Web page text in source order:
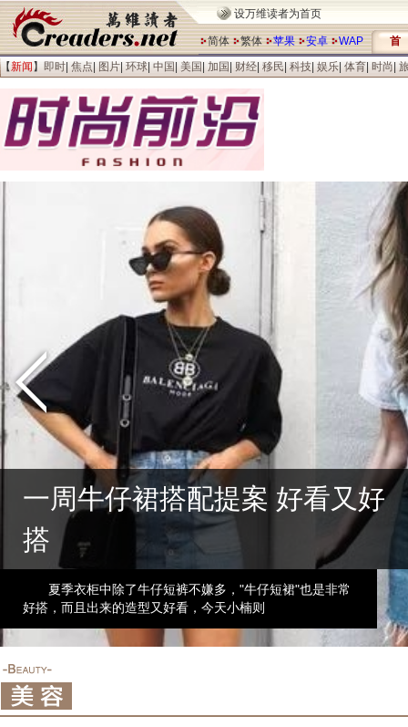
设万维读者为首页
简体 繁体 苹果 安卓 WAP
【新闻 】 即时 焦点 图片 环球 中国 美国 加国 财经 移民 科技 娱乐 体育 时尚
江疏影出席活动，身着绿色吊带裙，搭配白色西装外
套，脚踩绿色高跟鞋，流苏马尾发型也是轻快
一周牛仔裙搭配提案 好看又好
搭
夏季衣柜中除了牛仔短裤不嫌多，"牛仔短裙"也是非常
好搭，而且出来的造型又好看，今天小楠则
80后的姚笛也算是一位实力兼偶像派女演员，和那些
一线女明星相比，姚笛肯定没有那么大的人气
杨幂算是一个童星出道的人，年仅5岁就与周星驰搭
戏，而今也算是一位大红大紫的女明星了。虽
说起宋妍霏，许多人并不怎么熟悉，她虽然参演过许多
电视剧，但是都没有让她的人气值飙升，所